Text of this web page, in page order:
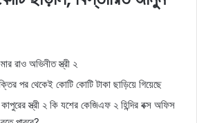
রাও অভিনীত স্ত্রী ২
পর থেকেই কোটি কোটি টাকা ছাড়িয়ে গিয়েছে
স্ত্রী ২ কি যশের কেজিএফ ২ হিন্দির বক্স অফিস